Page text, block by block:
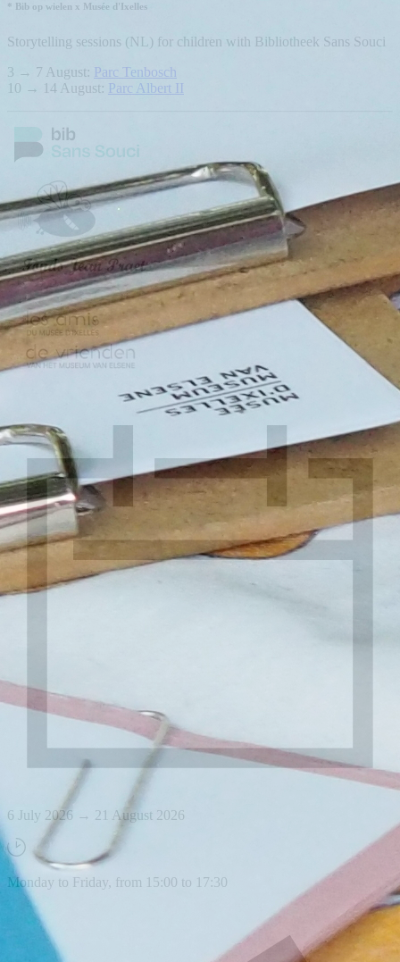
* Bib op wielen x Musée d'Ixelles
Storytelling sessions (NL) for children with Bibliotheek Sans Souci
3 → 7 August: Parc Tenbosch
10 → 14 August: Parc Albert II
6 July 2026 → 21 August 2026
Monday to Friday, from 15:00 to 17:30